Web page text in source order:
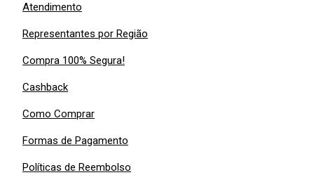
Atendimento
Representantes por Região
Compra 100% Segura!
Cashback
Como Comprar
Formas de Pagamento
Políticas de Reembolso